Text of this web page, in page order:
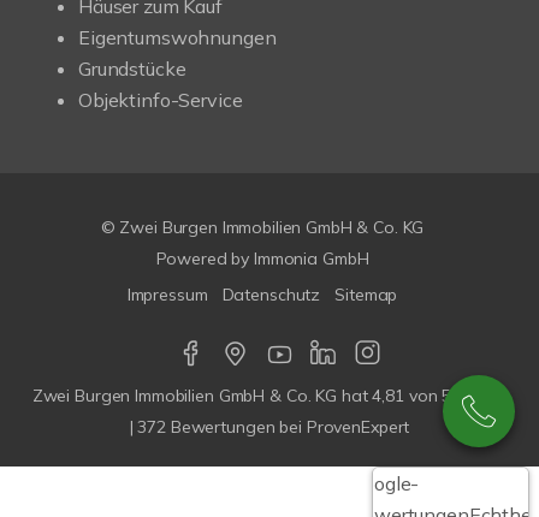
Häuser zum Kauf
Eigentumswohnungen
Grundstücke
Objektinfo-Service
© Zwei Burgen Immobilien GmbH & Co. KG
Powered by Immonia GmbH
Impressum
Datenschutz Sitemap
Zwei Burgen Immobilien GmbH & Co. KG hat4,81 von5Sterne
|372 Bewertungen bei ProvenExpert
Google-